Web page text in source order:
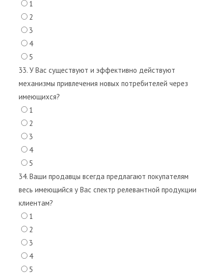
1
2
3
4
5
33. У Вас существуют и эффективно действуют
механизмы привлечения новых потребителей через
имеющихся?
1
2
3
4
5
34. Ваши продавцы всегда предлагают покупателям
весь имеющийся у Вас спектр релевантной продукции
клиентам?
1
2
3
4
5